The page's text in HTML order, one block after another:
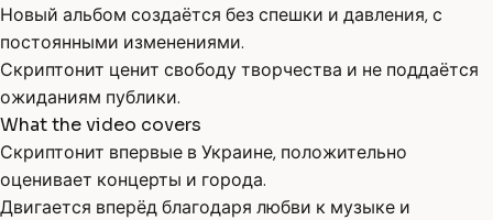
Новый альбом создаётся без спешки и давления, с
постоянными изменениями.
Скриптонит ценит свободу творчества и не поддаётся
ожиданиям публики.
What the video covers
Скриптонит впервые в Украине, положительно
оценивает концерты и города.
Двигается вперёд благодаря любви к музыке и